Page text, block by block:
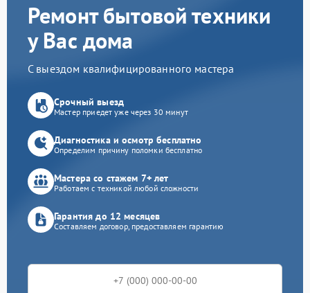
Ремонт бытовой техники
у Вас дома
С выездом квалифицированного мастера
Срочный выезд
Мастер приедет уже через 30 минут
Диагностика и осмотр бесплатно
Определим причину поломки бесплатно
Мастера со стажем 7+ лет
Работаем с техникой любой сложности
Гарантия до 12 месяцев
Составляем договор, предоставляем гарантию